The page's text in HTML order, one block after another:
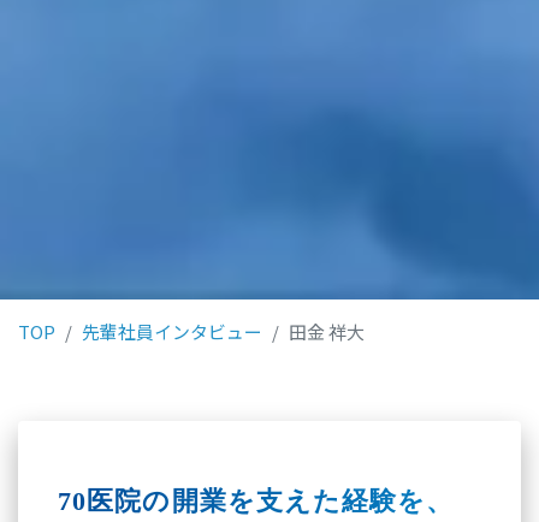
TOP 先輩社員インタビュー 田金 祥大
70医院の開業を支えた経験を、